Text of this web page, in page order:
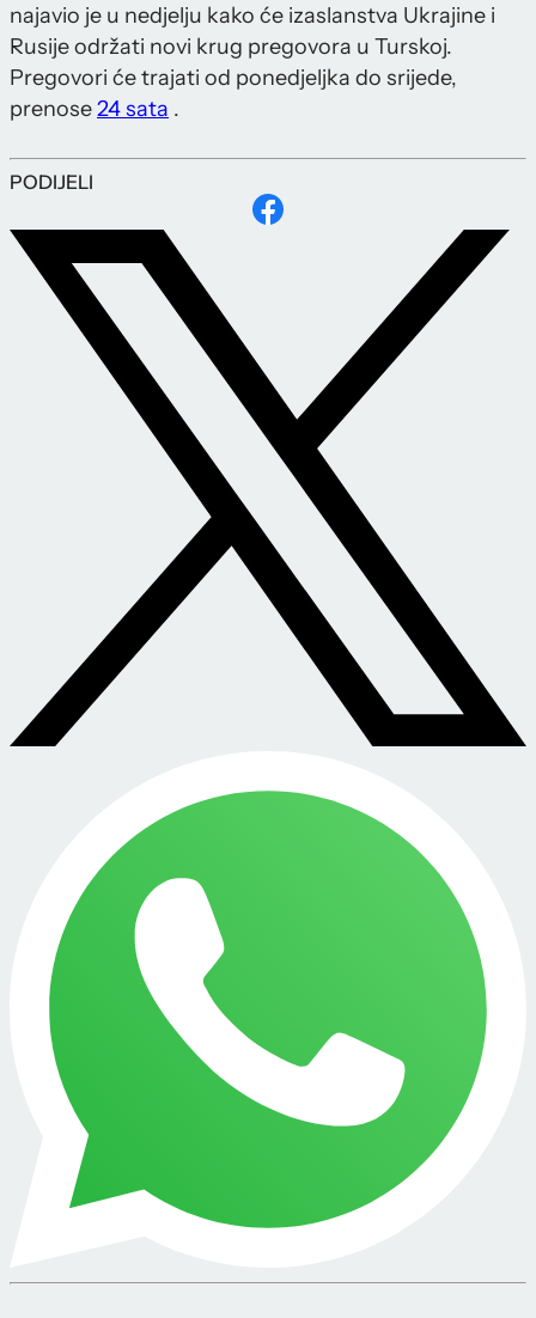
najavio je u nedjelju kako će izaslanstva Ukrajine i
Rusije održati novi krug pregovora u Turskoj.
Pregovori će trajati od ponedjeljka do srijede,
prenose24 sata .
PODIJELI